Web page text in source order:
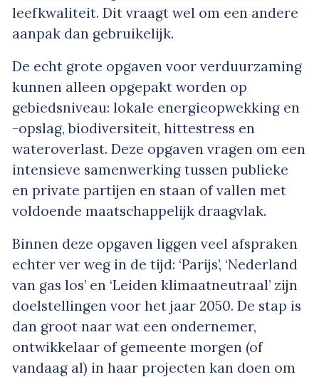
leefkwaliteit. Dit vraagt wel om een andere
aanpak dan gebruikelijk.
De echt grote opgaven voor verduurzaming
kunnen alleen opgepakt worden op
gebiedsniveau: lokale energieopwekking en
-opslag, biodiversiteit, hittestress en
wateroverlast. Deze opgaven vragen om een
intensieve samenwerking tussen publieke
en private partijen en staan of vallen met
voldoende maatschappelijk draagvlak.
Binnen deze opgaven liggen veel afspraken
echter ver weg in de tijd: ‘Parijs’, ‘Nederland
van gas los’ en ‘Leiden klimaatneutraal’ zijn
doelstellingen voor het jaar 2050. De stap is
dan groot naar wat een ondernemer,
ontwikkelaar of gemeente morgen (of
vandaag al) in haar projecten kan doen om